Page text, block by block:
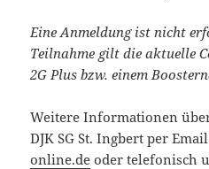
Eine Anmeldung ist nicht
Teilnahme gilt die aktuelle
2G Plus bzw. einem
Weitere Informationen
DJK SG St. Ingbert per
online.de oder telefonisch